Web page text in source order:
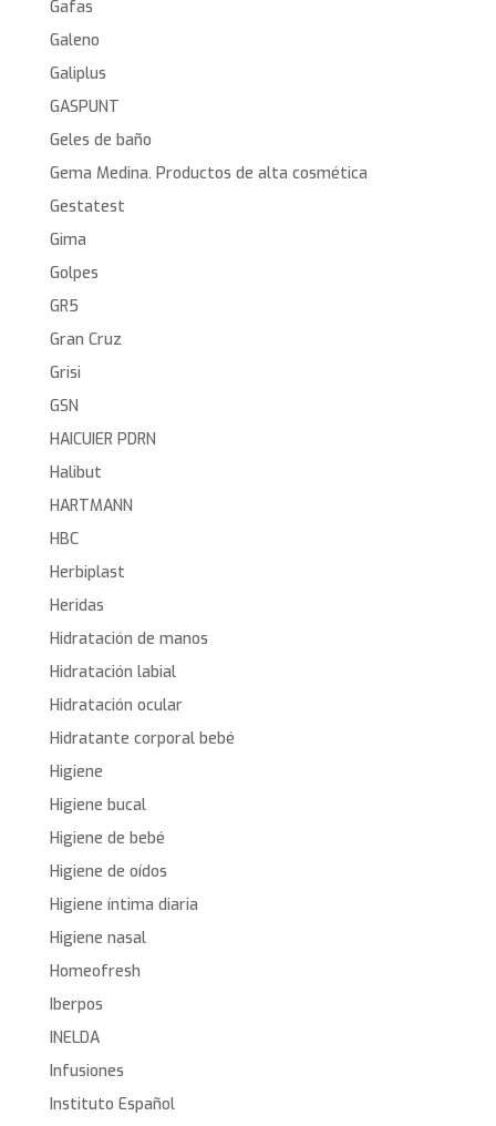
Gafas
Galeno
Galiplus
GASPUNT
Geles de baño
Gema Medina. Productos de alta cosmética
Gestatest
Gima
Golpes
GR5
Gran Cruz
Grisi
GSN
HAICUIER PDRN
Halibut
HARTMANN
HBC
Herbiplast
Heridas
Hidratación de manos
Hidratación labial
Hidratación ocular
Hidratante corporal bebé
Higiene
Higiene bucal
Higiene de bebé
Higiene de oídos
Higiene íntima diaria
Higiene nasal
Homeofresh
Iberpos
INELDA
Infusiones
Instituto Español